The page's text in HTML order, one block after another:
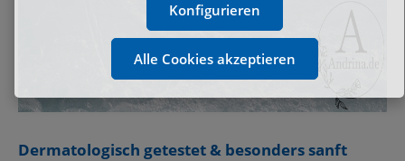
Dermatologisch getestet & besonders sanft
Konfigurieren
Alle Cookies akzeptieren